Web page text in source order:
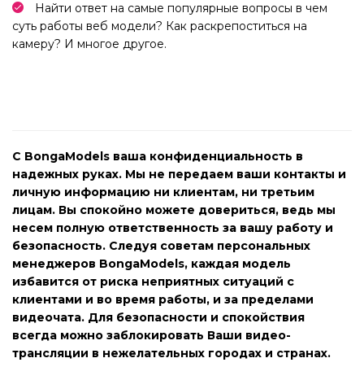
Найти ответ на самые популярные вопросы в чем
суть работы веб модели? Как раскрепоститься на
камеру? И многое другое.
С BongaModels ваша конфиденциальность в
надежных руках. Мы не передаем ваши контакты и
личную информацию ни клиентам, ни третьим
лицам. Вы спокойно можете довериться, ведь мы
несем полную ответственность за вашу работу и
безопасность. Следуя советам персональных
менеджеров BongaModels, каждая модель
избавится от риска неприятных ситуаций с
клиентами и во время работы, и за пределами
видеочата. Для безопасности и спокойствия
всегда можно заблокировать Ваши видео-
трансляции в нежелательных городах и странах.